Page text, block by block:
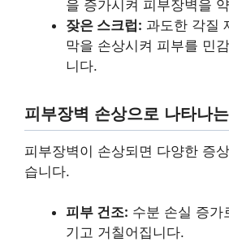
을 증가시켜 피부장벽을
잦은 스크럽: 과도한 각질
막을 손상시켜 피부를 민
니다.
피부장벽 손상으로 나타나
피부장벽이 손상되면 다양한 증
습니다.
피부 건조: 수분 손실 증가
기고 거칠어집니다.